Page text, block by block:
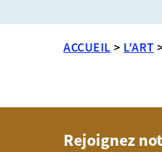
ACCUEIL > L'ART
Rejoignez